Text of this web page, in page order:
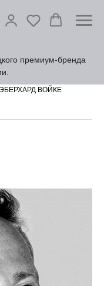
премиум-бренда
ВОЙКЕ